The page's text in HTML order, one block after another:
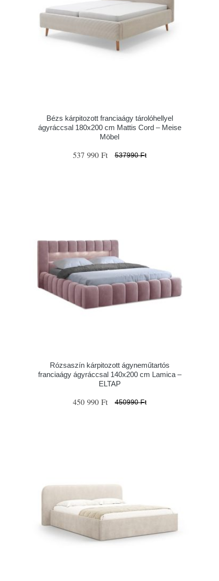
Bézs kárpitozott franciaágy tárolóhellyel
ágyráccsal 180x200 cm Mattis Cord – Meise
Möbel
537 990 Ft 537990 Ft
Rózsaszín kárpitozott ágyneműtartós
franciaágy ágyráccsal 140x200 cm Lamica –
ELTAP
450 990 Ft 450990 Ft